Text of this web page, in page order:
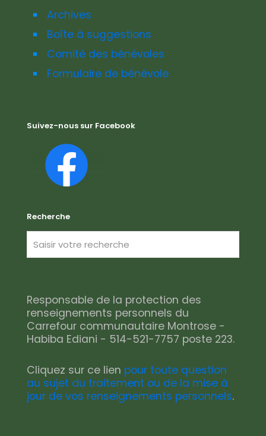
Archives
Boîte à suggestions
Comité des bénévoles
Formulaire de bénévole
Suivez-nous sur Facebook
Recherche
Responsable de la protection des
renseignements personnels du
Carrefour communautaire Montrose -
Habiba Ediani - 514-521-7757 poste 223.
Cliquez sur ce lien pour toute question
au sujet du traitement ou de la mise à
jour de vos renseignements personnels.